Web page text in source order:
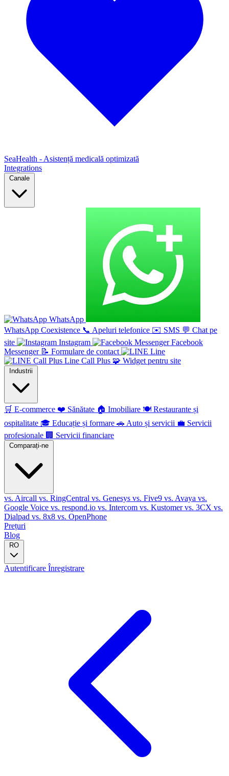
SeaHealth - Asistență medicală optimizată
Integrations
Canale
WhatsApp
WhatsApp Coexistence 📞 Apeluri telefonice ✉️ SMS 💬 Chat pe
site
Instagram
Facebook
Messenger 📝 Formulare de contact
Line
Line Call Plus 🧩 Widget pentru site
Industrii
🛒 E-commerce ❤️ Sănătate 🏠 Imobiliare 🍽️ Restaurante și
ospitalitate 🎓 Educație și formare 🚗 Auto și servicii 💼 Servicii
profesionale 🏢 Servicii financiare
Comparați-ne
vs. Aircall vs. RingCentral vs. Genesys vs. Five9 vs. Avaya vs.
Google Voice vs. respond.io vs. Intercom vs. Kustomervs. 3CX vs.
Dialpad vs. 8x8 vs. OpenPhone
Prețuri
Blog
RO
Autentificare Înregistrare